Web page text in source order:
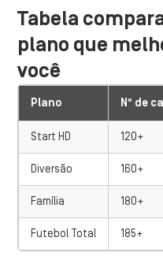
Tabela
plano que
você
Plano Nº de
Start HD 120+
Diversão 160+
Família 180+
Futebol Total 185+